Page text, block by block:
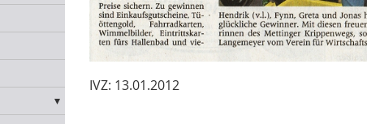
IVZ: 13.01.2012